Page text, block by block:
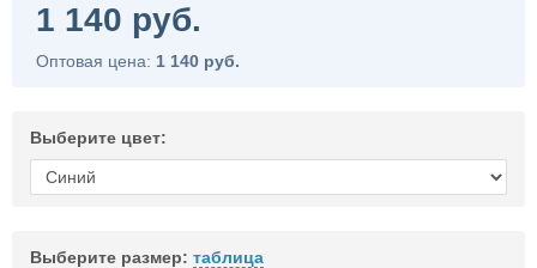
1 140 руб.
Оптовая цена: 1 140 руб.
Выберите цвет:
Выберите размер: таблица